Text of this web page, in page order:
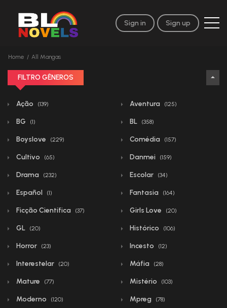
Sign in Sign up
Home All Mangas
FILTRO GÊNEROS
Ação (139) Aventura (125)
BG (1) BL (358)
Boyslove (229) Comédia (157)
Cultivo (65) Danmei (159)
Drama (232) Escolar (34)
Español (1) Fantasia (164)
Ficção Científica (37) Girls Love (20)
GL (20) Histórico (106)
Horror (23) Incesto (12)
Interestelar (20) Máfia (28)
Mature (77) Mistério (103)
Moderno (120) Mpreg (78)